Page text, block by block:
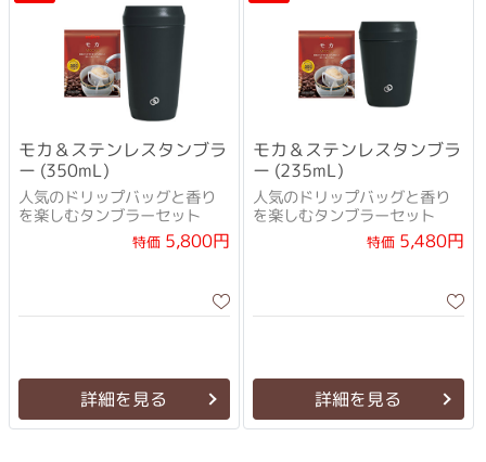
モカ＆ステンレスタンブラ
ー (350mL)
人気のドリップバッグと香り
を楽しむタンブラーセット
特価5,800円
詳細を見る
モカ＆ステンレスタンブラ
ー (235mL)
人気のドリップバッグと香り
を楽しむタンブラーセット
特価5,480円
詳細を見る